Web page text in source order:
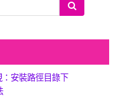
安裝路徑目錄下